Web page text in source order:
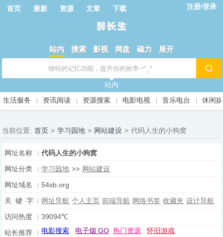
首页 最新 资源 文章 下载 注册/登录
站内 搜索 影视 网盘 磁力 展开
站内
生活服务
资讯阅读 资源搜索 电影电视 音乐电台 休闲
当前位置: 首页 > 学习园地 > 网站建设 > 代码人生的小狗窝
网址名称
代码人生的小狗窝
网址分类
学习园地 >> 网站建设
网址域名
54sb.org
关 键 字
网址导航 个人主页 前端导航 网络书签 收藏夹 设计导航
访问热度
39094℃
站长推荐
电影搜索 电子烟 GO 热门资源 怀旧游戏